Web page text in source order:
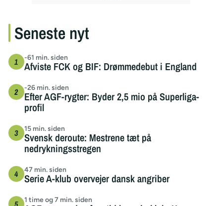
Seneste nyt
-61 min. siden
Afviste FCK og BIF: Drømmedebut i England
-26 min. siden
Efter AGF-rygter: Byder 2,5 mio på Superliga-
profil
15 min. siden
Svensk deroute: Mestrene tæt på
nedrykningsstregen
47 min. siden
Serie A-klub overvejer dansk angriber
1 time og 7 min. siden